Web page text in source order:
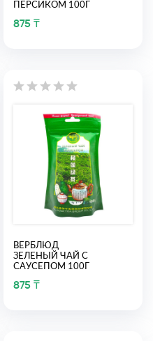
ПЕРСИКОМ 100Г
875 ₸
ВЕРБЛЮД
ЗЕЛЕНЫЙ ЧАЙ С
САУСЕПОМ 100Г
875 ₸